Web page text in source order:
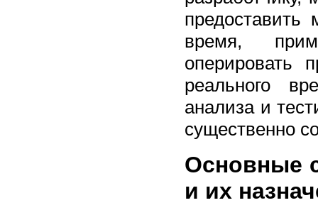
время,
оперировать
реального
анализа и
существенно
Основные
и их